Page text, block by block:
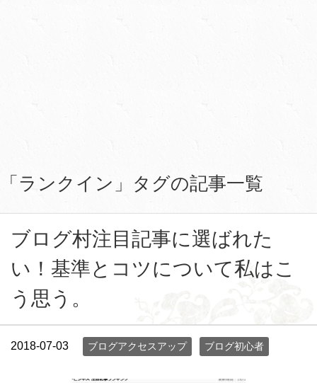
「ランクイン」タグの記事一覧
ブログ村注目記事に選ばれた
い！基準とコツについて私はこ
う思う。
2018-07-03 ブログアクセスアップ ブログ初心者